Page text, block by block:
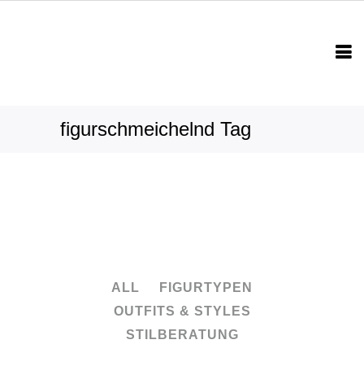
figurschmeichelnd Tag
ALL
FIGURTYPEN
OUTFITS & STYLES
STILBERATUNG